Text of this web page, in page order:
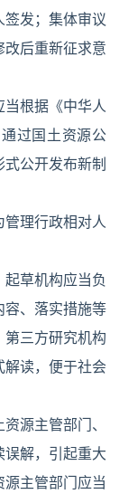
发；集体审议
后重新征求意
根据《中华人
过国土资源公
公开发布新制
理行政相对人
草机构应当负
容、落实措施等
三方研究机构
解读，便于社会
源主管部门、
解，引起重大
主管部门应当